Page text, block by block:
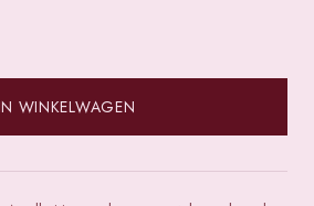
WINKELWAGEN